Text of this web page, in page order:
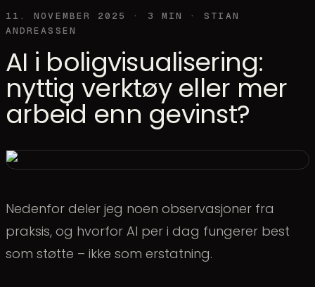
11. NOVEMBER 2025 · 3 MIN ·STIAN
ANDREASSEN
AI i boligvisualisering:
nyttig verktøy eller mer
arbeid enn gevinst?
Nedenfor deler jeg noen observasjoner fra
praksis, og hvorfor AI per i dag fungerer best
som støtte – ikke som erstatning.